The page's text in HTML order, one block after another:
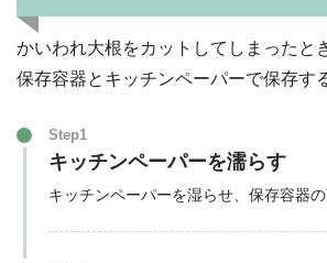
かいわれ大根をカットしてしまったと
保存容器とキッチンペーパーで保存す
Step1
キッチンペーパーを濡らす
キッチンペーパーを湿らせ、保存容器の